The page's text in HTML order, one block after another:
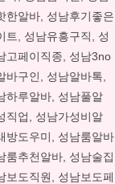
한알바, 성남후기좋은
트, 성남유흥구직, 성
고페이직종, 성남3no
구인, 성남알바톡,
하루알바, 성남풀알
직업, 성남가성비알
방도우미, 성남룸알바
룸추천알바, 성남술집
보도직원, 성남보도페